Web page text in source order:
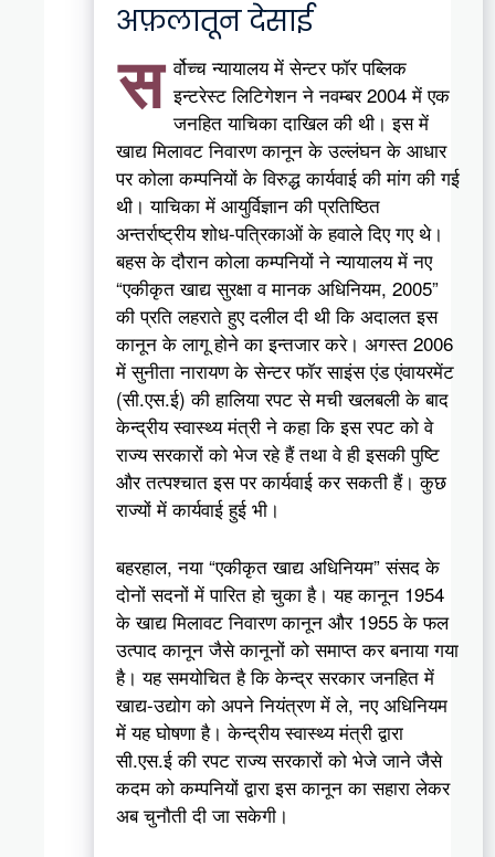
अफ़लातून देसाई
स र्वोच्च न्यायालय में सेन्टर फॉर पब्लिक
इन्टरेस्ट लिटिगेशन ने नवम्बर 2004 में एक
जनहित याचिका दाखिल की थी। इस में
खाद्य मिलावट निवारण कानून के उल्लंघन के आधार
पर कोला कम्पनियों के विरुद्ध कार्यवाई की मांग की गई
थी। याचिका में आयुर्विज्ञान की प्रतिष्ठित
अन्तर्राष्ट्रीय शोध-पत्रिकाओं के हवाले दिए गए थे।
बहस के दौरान कोला कम्पनियों ने न्यायालय में नए
“एकीकृत खाद्य सुरक्षा व मानक अधिनियम, 2005”
की प्रति लहराते हुए दलील दी थी कि अदालत इस
कानून के लागू होने का इन्तजार करे। अगस्त 2006
में सुनीता नारायण के सेन्टर फॉर साइंस एंड एंवायरमेंट
(सी.एस.ई) की हालिया रपट से मची खलबली के बाद
केन्द्रीय स्वास्थ्य मंत्री ने कहा कि इस रपट को वे
राज्य सरकारों को भेज रहे हैं तथा वे ही इसकी पुष्टि
और तत्पश्चात इस पर कार्यवाई कर सकती हैं। कुछ
राज्यों में कार्यवाई हुई भी।
बहरहाल, नया “एकीकृत खाद्य अधिनियम” संसद के
दोनों सदनों में पारित हो चुका है। यह कानून 1954
के खाद्य मिलावट निवारण कानून और 1955 के फल
उत्पाद कानून जैसे कानूनों को समाप्त कर बनाया गया
है। यह समयोचित है कि केन्द्र सरकार जनहित में
खाद्य-उद्योग को अपने नियंत्रण में ले, नए अधिनियम
में यह घोषणा है। केन्द्रीय स्वास्थ्य मंत्री द्वारा
सी.एस.ई की रपट राज्य सरकारों को भेजे जाने जैसे
कदम को कम्पनियों द्वारा इस कानून का सहारा लेकर
अब चुनौती दी जा सकेगी।